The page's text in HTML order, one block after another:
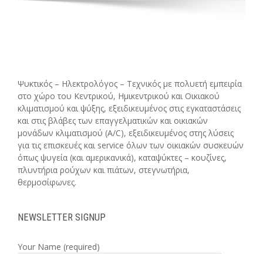
Ψυκτικός – Ηλεκτρολόγος – Τεχνικός με πολυετή εμπειρία
στο χώρο του Κεντρικού, Ημικεντρικού και Οικιακού
κλιματισμού και ψύξης, εξειδικευμένος στις εγκαταστάσεις
και στις βλάβες των επαγγελματικών και οικιακών
μονάδων κλιματισμού (A/C), εξειδικευμένος στης λύσεις
για τις επισκευές και service όλων των οικιακών συσκευών
όπως ψυγεία (και αμερικανικά), καταψύκτες – κουζίνες,
πλυντήρια ρούχων και πιάτων, στεγνωτήρια,
θερμοσίφωνες.
NEWSLETTER SIGNUP
Your Name (required)